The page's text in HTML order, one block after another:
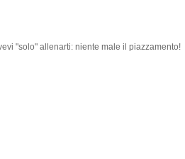
"solo" allenarti: niente male il piazzamento!